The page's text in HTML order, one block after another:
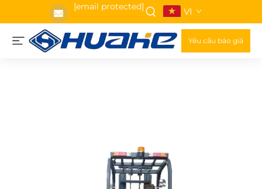
[email protected] VI
Yêu cầu báo giá